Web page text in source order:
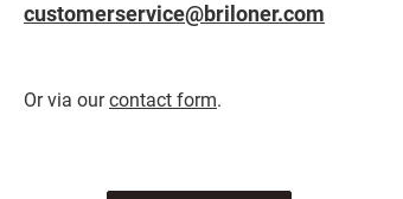
customerservice@briloner.com
Or via ourcontact form.